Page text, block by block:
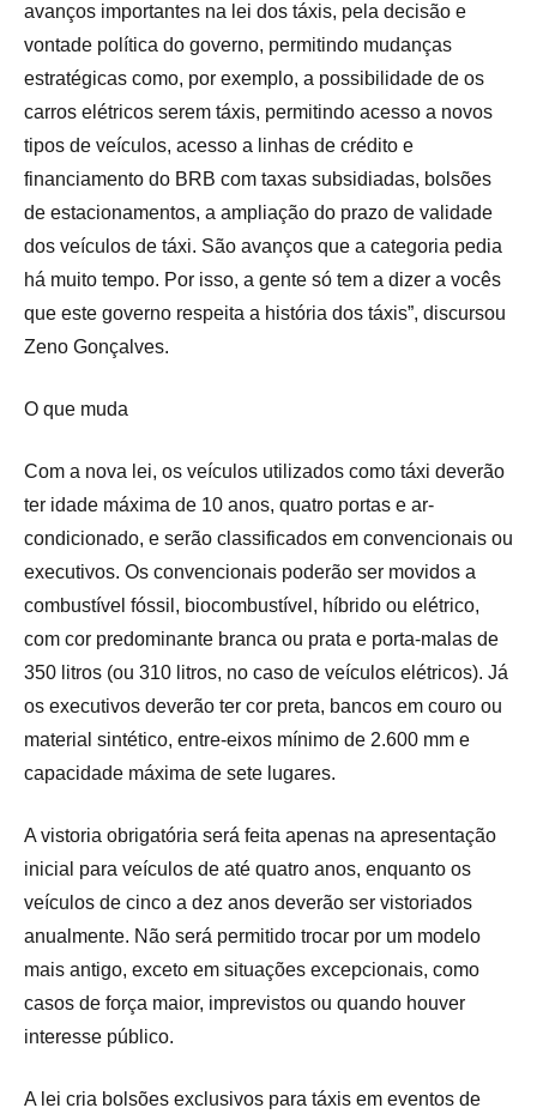
avanços importantes na lei dos táxis, pela decisão e
vontade política do governo, permitindo mudanças
estratégicas como, por exemplo, a possibilidade de os
carros elétricos serem táxis, permitindo acesso a novos
tipos de veículos, acesso a linhas de crédito e
financiamento do BRB com taxas subsidiadas, bolsões
de estacionamentos, a ampliação do prazo de validade
dos veículos de táxi. São avanços que a categoria pedia
há muito tempo. Por isso, a gente só tem a dizer a vocês
que este governo respeita a história dos táxis”, discursou
Zeno Gonçalves.
O que muda
Com a nova lei, os veículos utilizados como táxi deverão
ter idade máxima de 10 anos, quatro portas e ar-
condicionado, e serão classificados em convencionais ou
executivos. Os convencionais poderão ser movidos a
combustível fóssil, biocombustível, híbrido ou elétrico,
com cor predominante branca ou prata e porta-malas de
350 litros (ou 310 litros, no caso de veículos elétricos). Já
os executivos deverão ter cor preta, bancos em couro ou
material sintético, entre-eixos mínimo de 2.600 mm e
capacidade máxima de sete lugares.
A vistoria obrigatória será feita apenas na apresentação
inicial para veículos de até quatro anos, enquanto os
veículos de cinco a dez anos deverão ser vistoriados
anualmente. Não será permitido trocar por um modelo
mais antigo, exceto em situações excepcionais, como
casos de força maior, imprevistos ou quando houver
interesse público.
A lei cria bolsões exclusivos para táxis em eventos de